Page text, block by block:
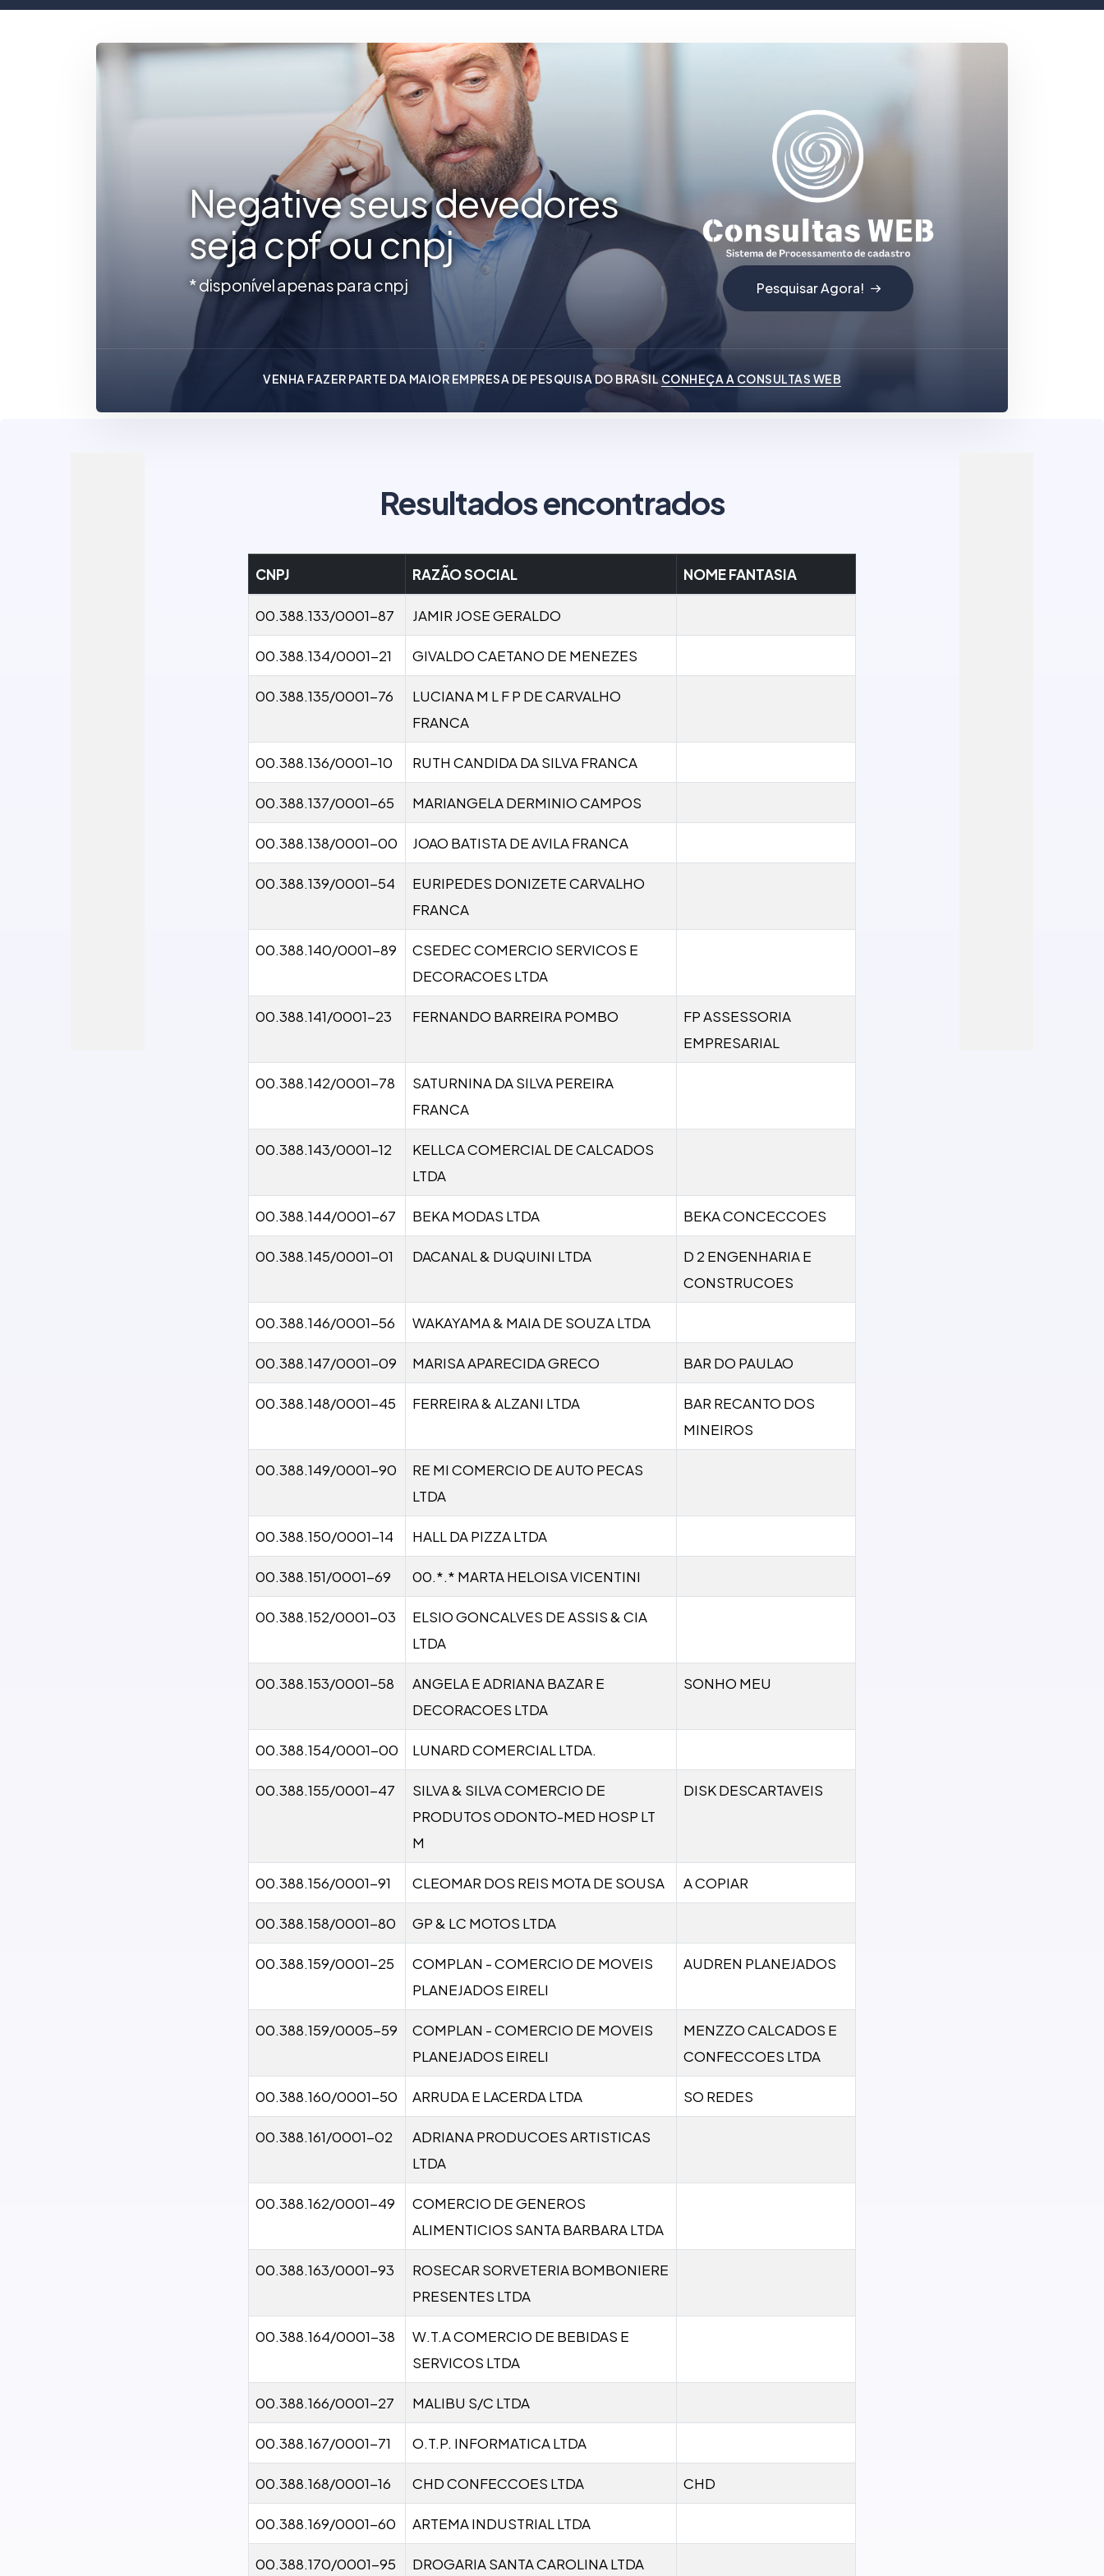
Negative seus devedores
seja cpf ou cnpj
* disponível apenas para cnpj Pesquisar Agora!
VENHA FAZER PARTE DA MAIOR EMPRESA DE PESQUISA DO BRASILCONHEÇA A CONSULTAS WEB
Resultados encontrados
CNPJ RAZÃO SOCIAL NOME FANTASIA
00.388.133/0001-87 JAMIR JOSE GERALDO
00.388.134/0001-21 GIVALDO CAETANO DE MENEZES
00.388.135/0001-76
LUCIANA M L F P DE CARVALHO
FRANCA
00.388.136/0001-10 RUTH CANDIDA DA SILVA FRANCA
00.388.137/0001-65 MARIANGELA DERMINIO CAMPOS
00.388.138/0001-00 JOAO BATISTA DE AVILA FRANCA
00.388.139/0001-54
EURIPEDES DONIZETE CARVALHO
FRANCA
00.388.140/0001-89
CSEDEC COMERCIO SERVICOS E
DECORACOES LTDA
00.388.141/0001-23 FERNANDO BARREIRA POMBO
FP ASSESSORIA
EMPRESARIAL
00.388.142/0001-78
SATURNINA DA SILVA PEREIRA
FRANCA
00.388.143/0001-12
KELLCA COMERCIAL DE CALCADOS
LTDA
00.388.144/0001-67 BEKA MODAS LTDA BEKA CONCECCOES
00.388.145/0001-01 DACANAL & DUQUINI LTDA
D 2 ENGENHARIA E
CONSTRUCOES
00.388.146/0001-56 WAKAYAMA & MAIA DE SOUZA LTDA
00.388.147/0001-09 MARISA APARECIDA GRECO BAR DO PAULAO
00.388.148/0001-45 FERREIRA & ALZANI LTDA
BAR RECANTO DOS
MINEIROS
00.388.149/0001-90
RE MI COMERCIO DE AUTO PECAS
LTDA
00.388.150/0001-14 HALL DA PIZZA LTDA
00.388.151/0001-69 00.*.* MARTA HELOISA VICENTINI
00.388.152/0001-03
ELSIO GONCALVES DE ASSIS & CIA
LTDA
00.388.153/0001-58
ANGELA E ADRIANA BAZAR E
DECORACOES LTDA
SONHO MEU
00.388.154/0001-00 LUNARD COMERCIAL LTDA.
00.388.155/0001-47
SILVA & SILVA COMERCIO DE
PRODUTOS ODONTO-MED HOSP LT
M
DISK DESCARTAVEIS
00.388.156/0001-91 CLEOMAR DOS REIS MOTA DE SOUSA A COPIAR
00.388.158/0001-80 GP & LC MOTOS LTDA
00.388.159/0001-25
COMPLAN - COMERCIO DE MOVEIS
PLANEJADOS EIRELI
AUDREN PLANEJADOS
00.388.159/0005-59
COMPLAN - COMERCIO DE MOVEIS
PLANEJADOS EIRELI
MENZZO CALCADOS E
CONFECCOES LTDA
00.388.160/0001-50 ARRUDA E LACERDA LTDA SO REDES
00.388.161/0001-02
ADRIANA PRODUCOES ARTISTICAS
LTDA
00.388.162/0001-49
COMERCIO DE GENEROS
ALIMENTICIOS SANTA BARBARA LTDA
00.388.163/0001-93
ROSECAR SORVETERIA BOMBONIERE
PRESENTES LTDA
00.388.164/0001-38
W.T.A COMERCIO DE BEBIDAS E
SERVICOS LTDA
00.388.166/0001-27 MALIBU S/C LTDA
00.388.167/0001-71 O.T.P. INFORMATICA LTDA
00.388.168/0001-16 CHD CONFECCOES LTDA CHD
00.388.169/0001-60 ARTEMA INDUSTRIAL LTDA
00.388.170/0001-95 DROGARIA SANTA CAROLINA LTDA